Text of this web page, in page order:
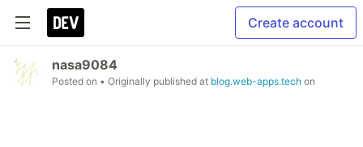
Create account
nasa9084
Posted on • Originally published at blog.web-apps.tech on